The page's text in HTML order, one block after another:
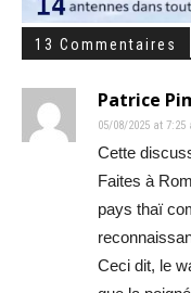
13 Commentaires
Patrice
05/08/2025 at 7:25
Cette
Faites à
pays thaï
Ceci dit, le